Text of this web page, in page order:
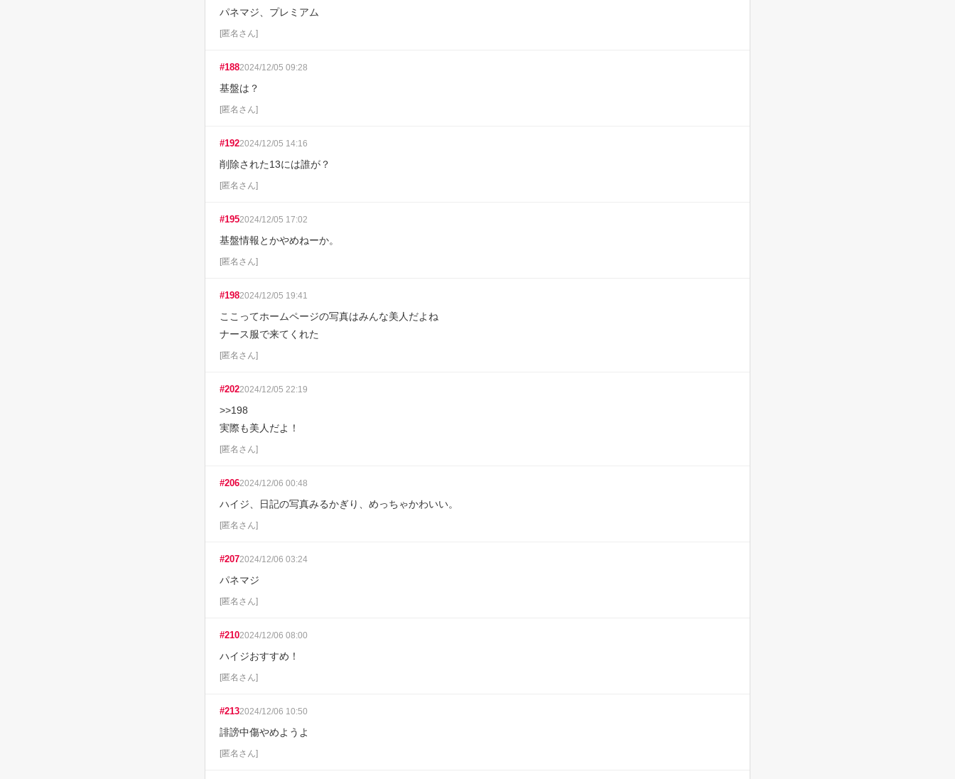
パネマジ、プレミアム
[匿名さん]
#1882024/12/05 09:28
基盤は？
[匿名さん]
#1922024/12/05 14:16
削除された13には誰が？
[匿名さん]
#1952024/12/05 17:02
基盤情報とかやめねーか。
[匿名さん]
#1982024/12/05 19:41
ここってホームページの写真はみんな美人だよね
ナース服で来てくれた
[匿名さん]
#2022024/12/05 22:19
>>198
実際も美人だよ！
[匿名さん]
#2062024/12/06 00:48
ハイジ、日記の写真みるかぎり、めっちゃかわいい。
[匿名さん]
#2072024/12/06 03:24
パネマジ
[匿名さん]
#2102024/12/06 08:00
ハイジおすすめ！
[匿名さん]
#2132024/12/06 10:50
誹謗中傷やめようよ
[匿名さん]